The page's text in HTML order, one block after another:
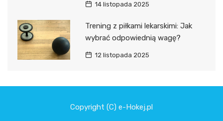
14 listopada 2025
Trening z piłkami lekarskimi: Jak
wybrać odpowiednią wagę?
12 listopada 2025
Copyright (C) e-Hokej.pl